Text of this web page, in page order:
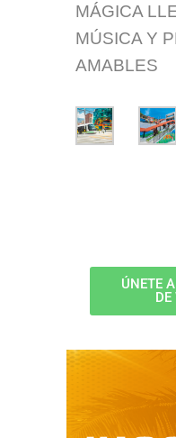
MÁGICA
MÚSICA Y
AMABLES
ÚNETE